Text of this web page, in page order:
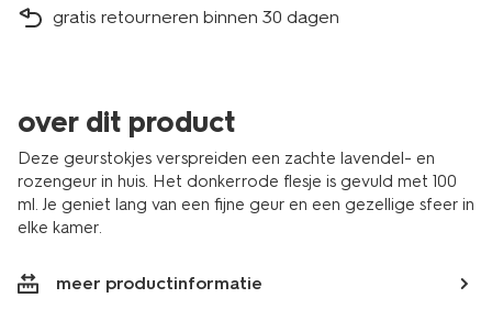
gratis retourneren binnen 30 dagen
over dit product
Deze geurstokjes verspreiden een zachte lavendel- en
rozengeur in huis. Het donkerrode flesje is gevuld met 100
ml. Je geniet lang van een fijne geur en een gezellige sfeer in
elke kamer.
meer productinformatie